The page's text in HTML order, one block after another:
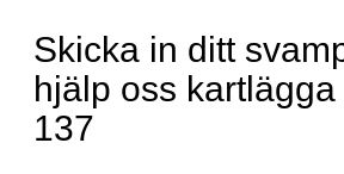
Skicka in ditt
hjälp oss
137